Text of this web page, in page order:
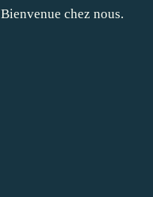
Bienvenue chez nous.